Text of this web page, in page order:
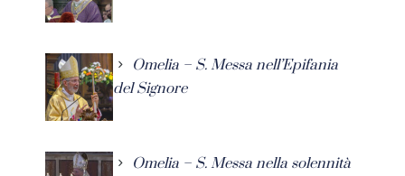
Omelia – S. Messa nell’Epifania
del Signore
Omelia – S. Messa nella solennità